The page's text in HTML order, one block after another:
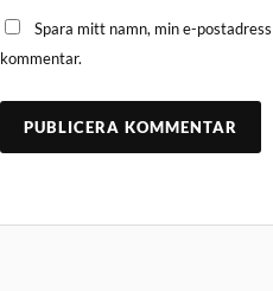
Spara mitt namn, min e-
kommentar.